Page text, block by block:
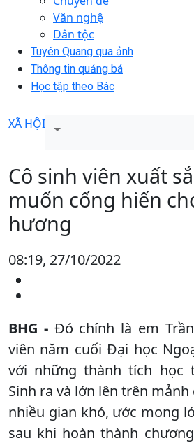
Văn nghệ
Dân tộc
Tuyên Quang qua ảnh
Thông tin quảng bá
Học tập theo Bác
XÃ HỘI
Cô sinh viên xuất
muốn cống hiến
hương
08:19, 27/10/2022
BHG -Đó chính là em Trần
viên năm cuối Đại học
với những thành tích học
Sinh ra và lớn lên trên
nhiều gian khó, ước mong
sau khi hoàn thành